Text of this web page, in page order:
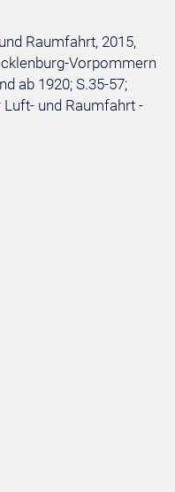
Raumfahrt, 2015,
Vorpommern
ab 1920; S.35-57;
und Raumfahrt -